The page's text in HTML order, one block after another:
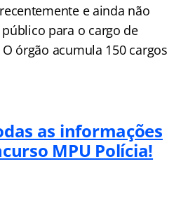
e ainda não
para o cargo de
órgão acumula 150 cargos
as informações
MPU Polícia!